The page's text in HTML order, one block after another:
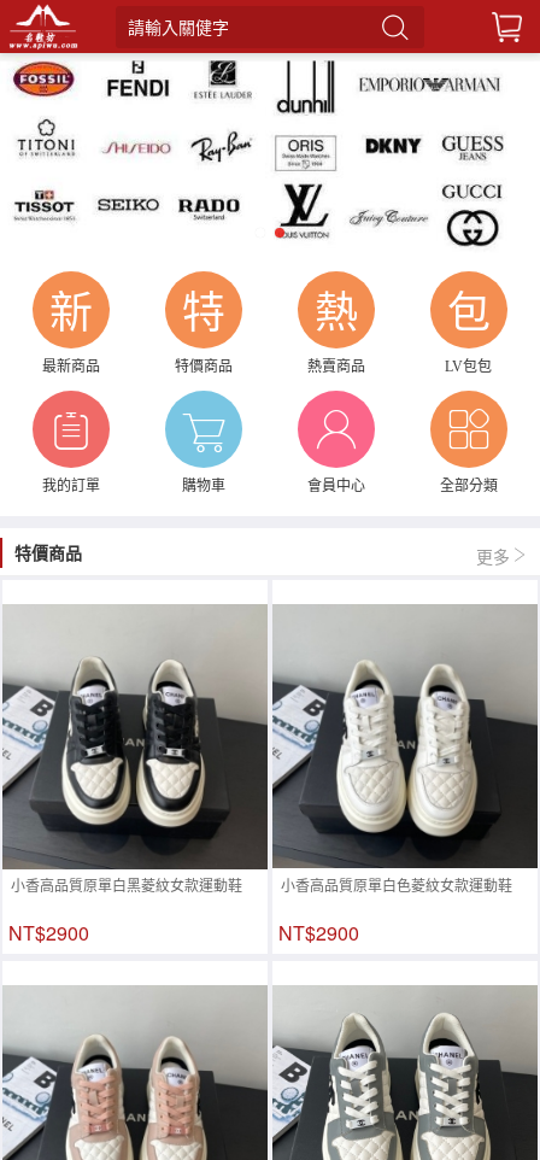
請輸入關健字
新
最新商品
特
特價商品
熱
熱賣商品
包
LV包包
我的訂單 購物車 會員中心 全部分類
特價商品 更多
小香高品質原單白黑菱紋女款運動鞋
NT$2900
小香高品質原單白色菱紋女款運動鞋
NT$2900